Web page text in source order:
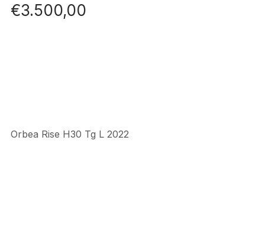
€3.500,00
Orbea Rise H30 Tg L 2022